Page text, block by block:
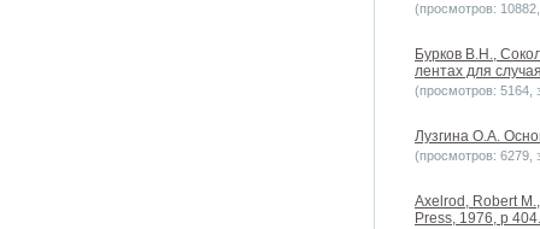
(просмотров:
Бурков B.H.,
лентах для
(просмотров: 5164,
Лузгина О.А.
(просмотров: 6279,
Axelrod, Robert
Press, 1976, p 404.